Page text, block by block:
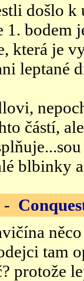
došlo
bodem
která je
leptané
částí,
blbinky
-
tam
protože